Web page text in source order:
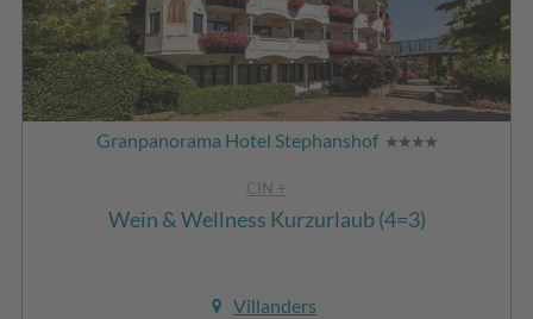
Granpanorama Hotel Stephanshof
CIN +
Wein & Wellness Kurzurlaub (4=3)
Villanders